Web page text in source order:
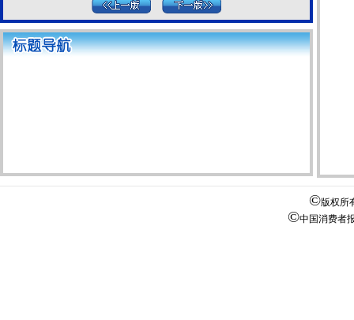
©版权所
©中国消费者